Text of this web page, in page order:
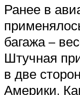
Ранее в
багажа –
Штучная
в две
Америки,